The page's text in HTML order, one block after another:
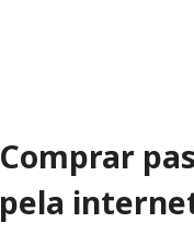
Comprar
pela